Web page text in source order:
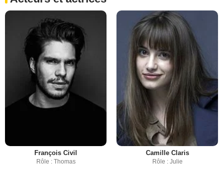
François Civil
Rôle : Thomas
Camille Claris
Rôle : Julie